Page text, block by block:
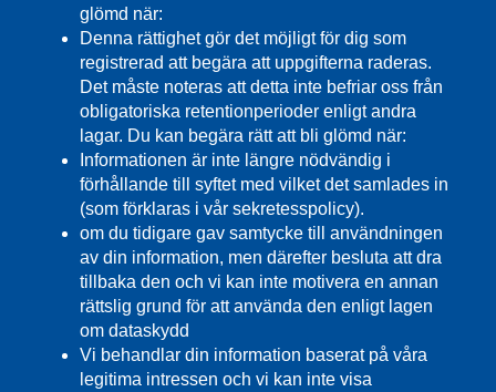
glömd när:
Denna rättighet gör det möjligt för dig som
registrerad att begära att uppgifterna raderas.
Det måste noteras att detta inte befriar oss från
obligatoriska retentionperioder enligt andra
lagar. Du kan begära rätt att bli glömd när:
Informationen är inte längre nödvändig i
förhållande till syftet med vilket det samlades in
(som förklaras i vår sekretesspolicy).
om du tidigare gav samtycke till användningen
av din information, men därefter besluta att dra
tillbaka den och vi kan inte motivera en annan
rättslig grund för att använda den enligt lagen
om dataskydd
Vi behandlar din information baserat på våra
legitima intressen och vi kan inte visa